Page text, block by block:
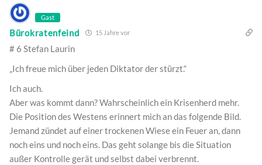
Gast
Bürokratenfeind 15 Jahre vor
# 6 Stefan Laurin
„Ich freue mich über jeden Diktator der stürzt.“
Ich auch.
Aber was kommt dann? Wahrscheinlich ein Krisenherd mehr.
Die Position des Westens erinnert mich an das folgende Bild.
Jemand zündet auf einer trockenen Wiese ein Feuer an, dann
noch eins und noch eins. Das geht solange bis die Situation
außer Kontrolle gerät und selbst dabei verbrennt.